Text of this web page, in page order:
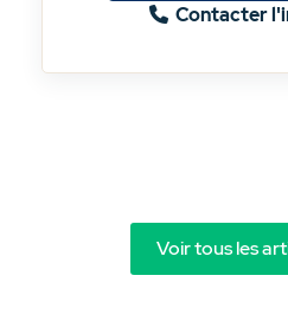
Contacter
Voir tous les